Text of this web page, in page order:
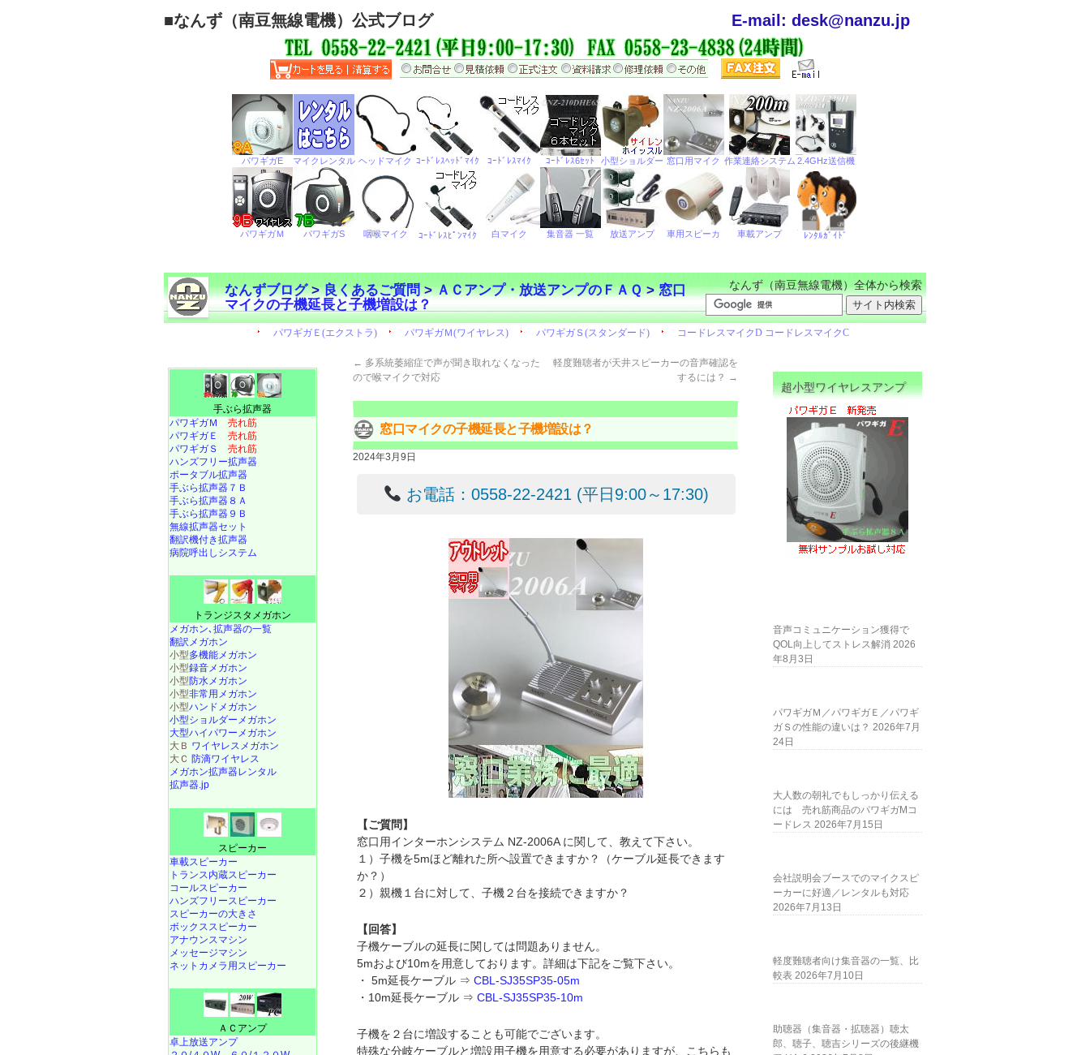
■なんず（南豆無線電機）公式ブログ E-mail: desk@nanzu.jp
なんずブログ>良くあるご質問>ＡＣアンプ・放送アンプのＦＡＱ>窓口
マイクの子機延長と子機増設は？
なんず（南豆無線電機）全体から検索
← 多系統萎縮症で声が聞き取れなくなった
ので喉マイクで対応
軽度難聴者が天井スピーカーの音声確認を
するには？ →
窓口マイクの子機延長と子機増設は？
2024年3月9日
お電話：0558-22-2421 (平日9:00～17:30)
【ご質問】
窓口用インターホンシステム NZ-2006A に関して、教えて下さい。
１）子機を5mほど離れた所へ設置できますか？（ケーブル延長できます
か？）
２）親機１台に対して、子機２台を接続できますか？
【回答】
子機ケーブルの延長に関しては問題ありません。
5mおよび10mを用意しております。詳細は下記をご覧下さい。
・ 5m延長ケーブル ⇒CBL-SJ35SP35-05m
・10m延長ケーブル ⇒CBL-SJ35SP35-10m
子機を２台に増設することも可能でございます。
特殊な分岐ケーブルと増設用子機を用意する必要がありますが、こちらも
手ぶら拡声器
パワギガＭ 売れ筋
パワギガＥ 売れ筋
パワギガＳ 売れ筋
ハンズフリー拡声器
ポータブル拡声器
手ぶら拡声器７Ｂ
手ぶら拡声器８Ａ
手ぶら拡声器９Ｂ
無線拡声器セット
翻訳機付き拡声器
病院呼出しシステム
トランジスタメガホン
メガホン､拡声器の一覧
翻訳メガホン
小型多機能メガホン
小型録音メガホン
小型防水メガホン
小型非常用メガホン
小型ハンドメガホン
小型ショルダーメガホン
大型ハイパワーメガホン
大Ｂ ワイヤレスメガホン
大Ｃ 防滴ワイヤレス
メガホン拡声器レンタル
拡声器.jp
スピーカー
車載スピーカー
トランス内蔵スピーカー
コールスピーカー
ハンズフリースピーカー
スピーカーの大きさ
ボックススピーカー
アナウンスマシン
メッセージマシン
ネットカメラ用スピーカー
ＡＣアンプ
卓上放送アンプ
超小型ワイヤレスアンプ
音声コミュニケーション獲得で
QOL向上してストレス解消 2026
年8月3日
パワギガＭ／パワギガＥ／パワギ
ガＳの性能の違いは？ 2026年7月
24日
大人数の朝礼でもしっかり伝える
には 売れ筋商品のパワギガMコ
ードレス 2026年7月15日
会社説明会ブースでのマイクスピ
ーカーに好適／レンタルも対応
2026年7月13日
軽度難聴者向け集音器の一覧、比
較表 2026年7月10日
助聴器（集音器・拡聴器）聴太
郎、聴子、聴吉シリーズの後継機